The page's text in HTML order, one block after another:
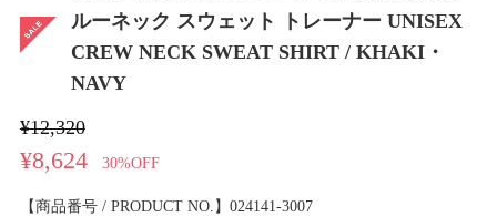
ルーネック スウェット トレーナー UNISEX
CREW NECK SWEAT SHIRT / KHAKI・
NAVY
¥12,320
¥8,624 30%OFF
【商品番号 / PRODUCT NO.】024141-3007